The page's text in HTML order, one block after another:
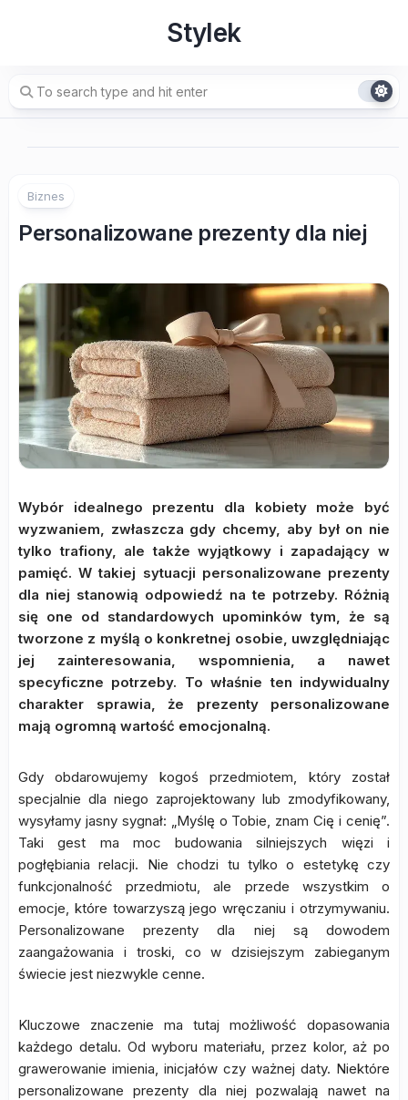
Stylek
Biznes
Personalizowane prezenty dla niej
Wybór idealnego prezentu dla kobiety może być
wyzwaniem, zwłaszcza gdy chcemy, aby był on nie
tylko trafiony, ale także wyjątkowy i zapadający w
pamięć. W takiej sytuacji personalizowane prezenty
dla niej stanowią odpowiedź na te potrzeby. Różnią
się one od standardowych upominków tym, że są
tworzone z myślą o konkretnej osobie, uwzględniając
jej zainteresowania, wspomnienia, a nawet
specyficzne potrzeby. To właśnie ten indywidualny
charakter sprawia, że prezenty personalizowane
mają ogromną wartość emocjonalną.
Gdy obdarowujemy kogoś przedmiotem, który został
specjalnie dla niego zaprojektowany lub zmodyfikowany,
wysyłamy jasny sygnał: „Myślę o Tobie, znam Cię i cenię”.
Taki gest ma moc budowania silniejszych więzi i
pogłębiania relacji. Nie chodzi tu tylko o estetykę czy
funkcjonalność przedmiotu, ale przede wszystkim o
emocje, które towarzyszą jego wręczaniu i otrzymywaniu.
Personalizowane prezenty dla niej są dowodem
zaangażowania i troski, co w dzisiejszym zabieganym
świecie jest niezwykle cenne.
Kluczowe znaczenie ma tutaj możliwość dopasowania
każdego detalu. Od wyboru materiału, przez kolor, aż po
grawerowanie imienia, inicjałów czy ważnej daty. Niektóre
personalizowane prezenty dla niej pozwalają nawet na